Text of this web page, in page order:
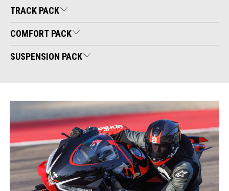
TRACK PACK
COMFORT PACK
SUSPENSION PACK